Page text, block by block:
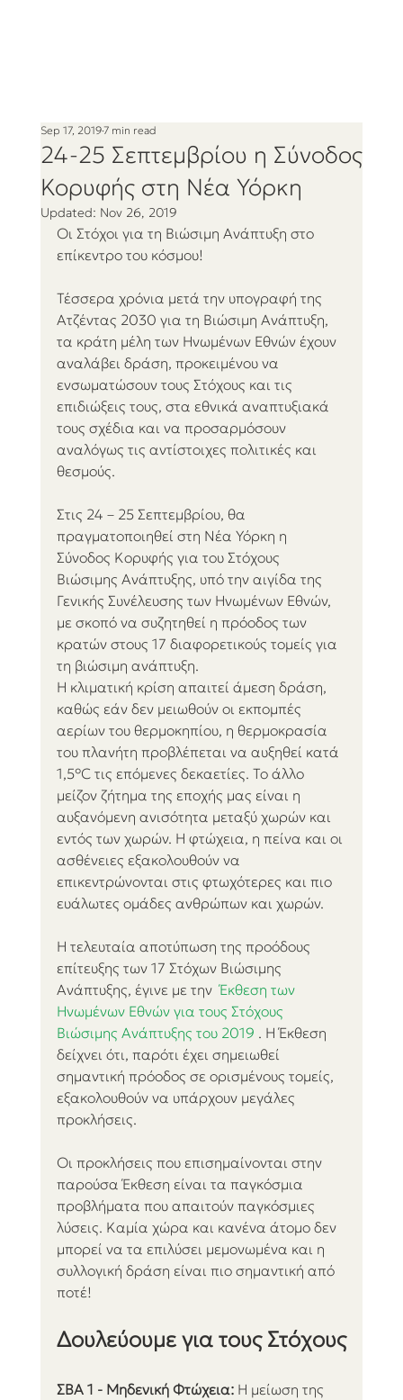
24-25 Σεπτεμβρίου η Σύνοδος
Κορυφής στη Νέα Υόρκη
Sep 17, 20197 min read
Updated: Nov 26, 2019
Οι Στόχοι για τη Βιώσιμη Ανάπτυξη στο
επίκεντρο του κόσμου!
Τέσσερα χρόνια μετά την υπογραφή της
Ατζέντας 2030 για τη Βιώσιμη Ανάπτυξη,
τα κράτη μέλη των Ηνωμένων Εθνών έχουν
αναλάβει δράση, προκειμένου να
ενσωματώσουν τους Στόχους και τις
επιδιώξεις τους, στα εθνικά αναπτυξιακά
τους σχέδια και να προσαρμόσουν
αναλόγως τις αντίστοιχες πολιτικές και
θεσμούς.
Στις 24 – 25 Σεπτεμβρίου, θα
πραγματοποιηθεί στη Νέα Υόρκη η
Σύνοδος Κορυφής για του Στόχους
Βιώσιμης Ανάπτυξης, υπό την αιγίδα της
Γενικής Συνέλευσης των Ηνωμένων Εθνών,
με σκοπό να συζητηθεί η πρόοδος των
κρατών στους 17 διαφορετικούς τομείς για
τη βιώσιμη ανάπτυξη.
Η κλιματική κρίση απαιτεί άμεση δράση,
καθώς εάν δεν μειωθούν οι εκπομπές
αερίων του θερμοκηπίου, η θερμοκρασία
του πλανήτη προβλέπεται να αυξηθεί κατά
1,5°C τις επόμενες δεκαετίες. Το άλλο
μείζον ζήτημα της εποχής μας είναι η
αυξανόμενη ανισότητα μεταξύ χωρών και
εντός των χωρών. Η φτώχεια, η πείνα και οι
ασθένειες εξακολουθούν να
επικεντρώνονται στις φτωχότερες και πιο
ευάλωτες ομάδες ανθρώπων και χωρών.
Η τελευταία αποτύπωση της προόδους
επίτευξης των 17 Στόχων Βιώσιμης
Ανάπτυξης, έγινε με την Έκθεση των
Ηνωμένων Εθνών για τους Στόχους
Βιώσιμης Ανάπτυξης του 2019 . Η Έκθεση
δείχνει ότι, παρότι έχει σημειωθεί
σημαντική πρόοδος σε ορισμένους τομείς,
εξακολουθούν να υπάρχουν μεγάλες
προκλήσεις.
Οι προκλήσεις που επισημαίνονται στην
παρούσα Έκθεση είναι τα παγκόσμια
προβλήματα που απαιτούν παγκόσμιες
λύσεις. Καμία χώρα και κανένα άτομο δεν
μπορεί να τα επιλύσει μεμονωμένα και η
συλλογική δράση είναι πιο σημαντική από
ποτέ!
Δουλεύουμε για τους Στόχους
ΣΒΑ 1 - Μηδενική Φτώχεια: Η μείωση της